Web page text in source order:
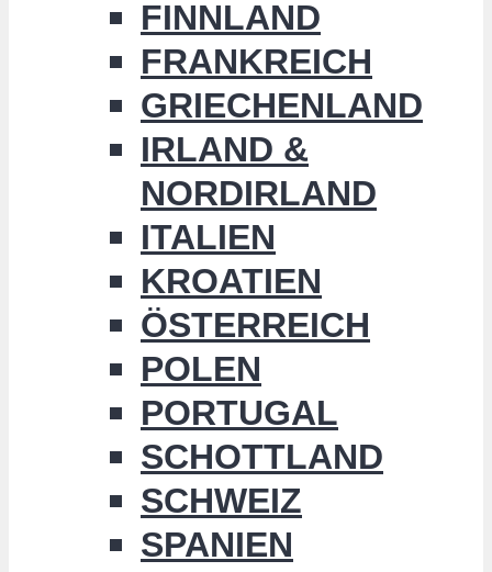
FINNLAND
FRANKREICH
GRIECHENLAND
IRLAND &
NORDIRLAND
ITALIEN
KROATIEN
ÖSTERREICH
POLEN
PORTUGAL
SCHOTTLAND
SCHWEIZ
SPANIEN